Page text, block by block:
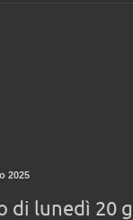
2025
di lunedì 20